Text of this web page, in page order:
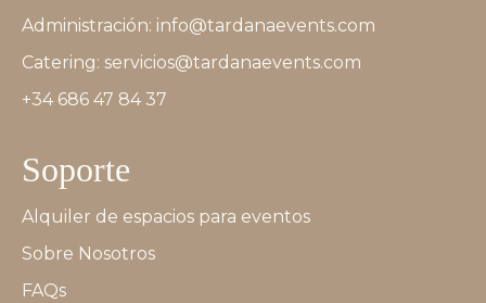
Administración: info@tardanaevents.com
Catering: servicios@tardanaevents.com
+34 686 47 84 37
Soporte
Alquiler de espacios para eventos
Sobre Nosotros
FAQs